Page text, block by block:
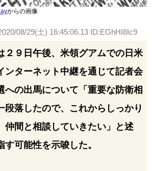
からの画像
08/29(土) 16:45:06.13 ID:EGhHI8Ic9
２９日午後、米領グアムでの日米
ンターネット中継を通じて記者会
への出馬について「重要な防衛相
段落したので、これからしっかり
仲間と相談していきたい」と述
可能性を示唆した。